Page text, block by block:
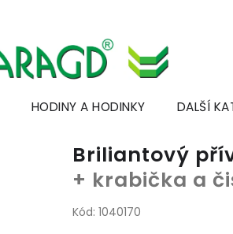
HODINY A HODINKY DALŠÍ
Briliantový
+ krabička a
Kód: 1040170